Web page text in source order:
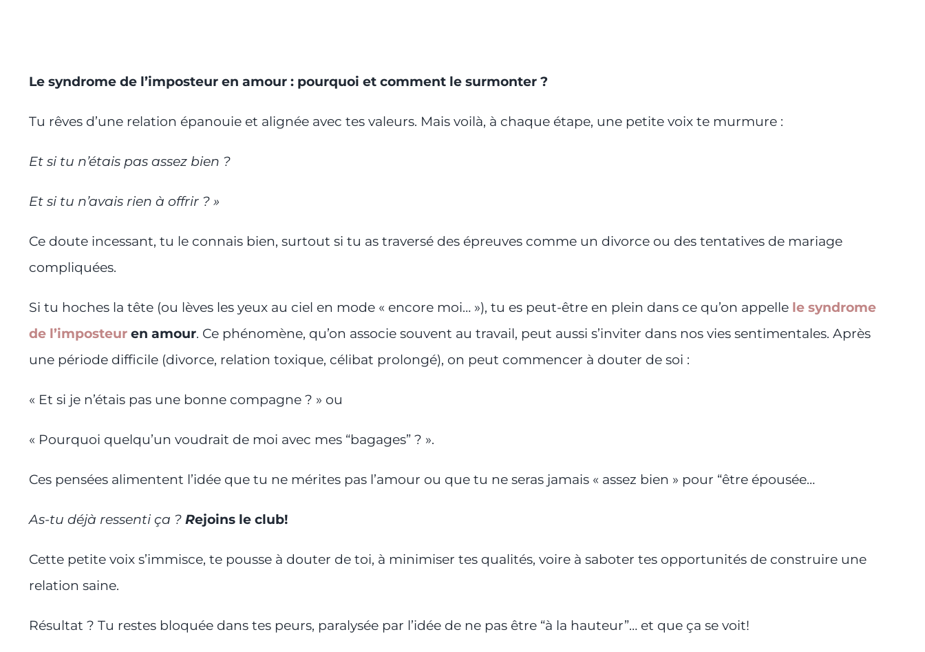
Le syndrome de l’imposteur en amour : pourquoi et comment le surmonter ?
Tu rêves d’une relation épanouie et alignée avec tes valeurs. Mais voilà, à chaque étape, une petite voix te murmure :
Et si tu n’étais pas assez bien ?
Et si tu n’avais rien à offrir ? »
Ce doute incessant, tu le connais bien, surtout si tu as traversé des épreuves comme un divorce ou des tentatives de mariage
compliquées.
Si tu hoches la tête (ou lèves les yeux au ciel en mode « encore moi… »), tu es peut-être en plein dans ce qu’on appelle le syndrome
de l’imposteur en amour. Ce phénomène, qu’on associe souvent au travail, peut aussi s’inviter dans nos vies sentimentales. Après
une période difficile (divorce, relation toxique, célibat prolongé), on peut commencer à douter de soi :
« Et si je n’étais pas une bonne compagne ? » ou
« Pourquoi quelqu’un voudrait de moi avec mes “bagages” ? ».
Ces pensées alimentent l’idée que tu ne mérites pas l’amour ou que tu ne seras jamais « assez bien » pour “être épousée…
As-tu déjà ressenti ça ? Rejoins le club!
Cette petite voix s’immisce, te pousse à douter de toi, à minimiser tes qualités, voire à saboter tes opportunités de construire une
relation saine.
Résultat ? Tu restes bloquée dans tes peurs, paralysée par l’idée de ne pas être “à la hauteur”… et que ça se voit!